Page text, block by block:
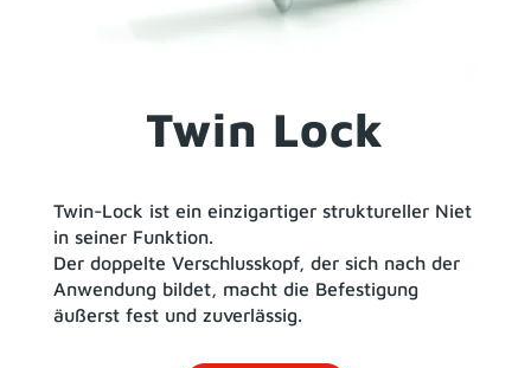
Twin Lock
Twin-Lock ist ein einzigartiger struktureller Niet
in seiner Funktion.
Der doppelte Verschlusskopf, der sich nach der
Anwendung bildet, macht die Befestigung
äußerst fest und zuverlässig.